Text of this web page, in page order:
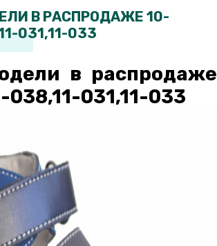
В РАСПРОДАЖЕ 10-
031,11-033
в распродаже
038,11-031,11-033